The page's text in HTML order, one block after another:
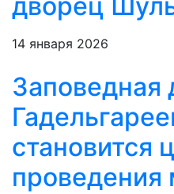
14 января 2026
Заповедная
становится
проведения